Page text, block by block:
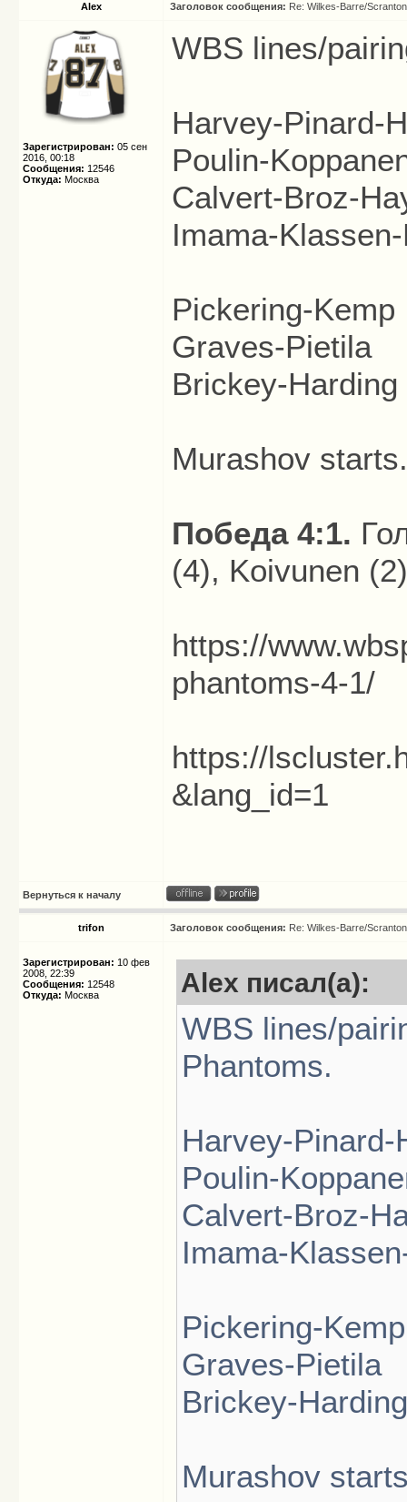
Alex Заголовок сообщения: Re: Wilkes-Barre/
Зарегистрирован: 05 сен
2016, 00:18
Сообщения: 12546
Откуда: Москва
WBS lines/
Harvey-Pinard-
Poulin-
Calvert-Broz-
Imama-
Pickering-Kemp
Graves-Pietila
Brickey-Harding
Murashov starts.
Победа 4:1.
(4), Koivunen
https://
phantoms-4-1/
https://
&lang_id=1
Вернуться к началу
trifon Заголовок сообщения: Re: Wilkes-Barre/
Зарегистрирован: 10 фев
2008, 22:39
Сообщения: 12548
Откуда: Москва Alex писал(а):
WBS lines/
Phantoms.
Harvey-Pinard-
Poulin-
Calvert-Broz-
Imama-
Pickering-Kemp
Graves-Pietila
Brickey-Harding
Murashov